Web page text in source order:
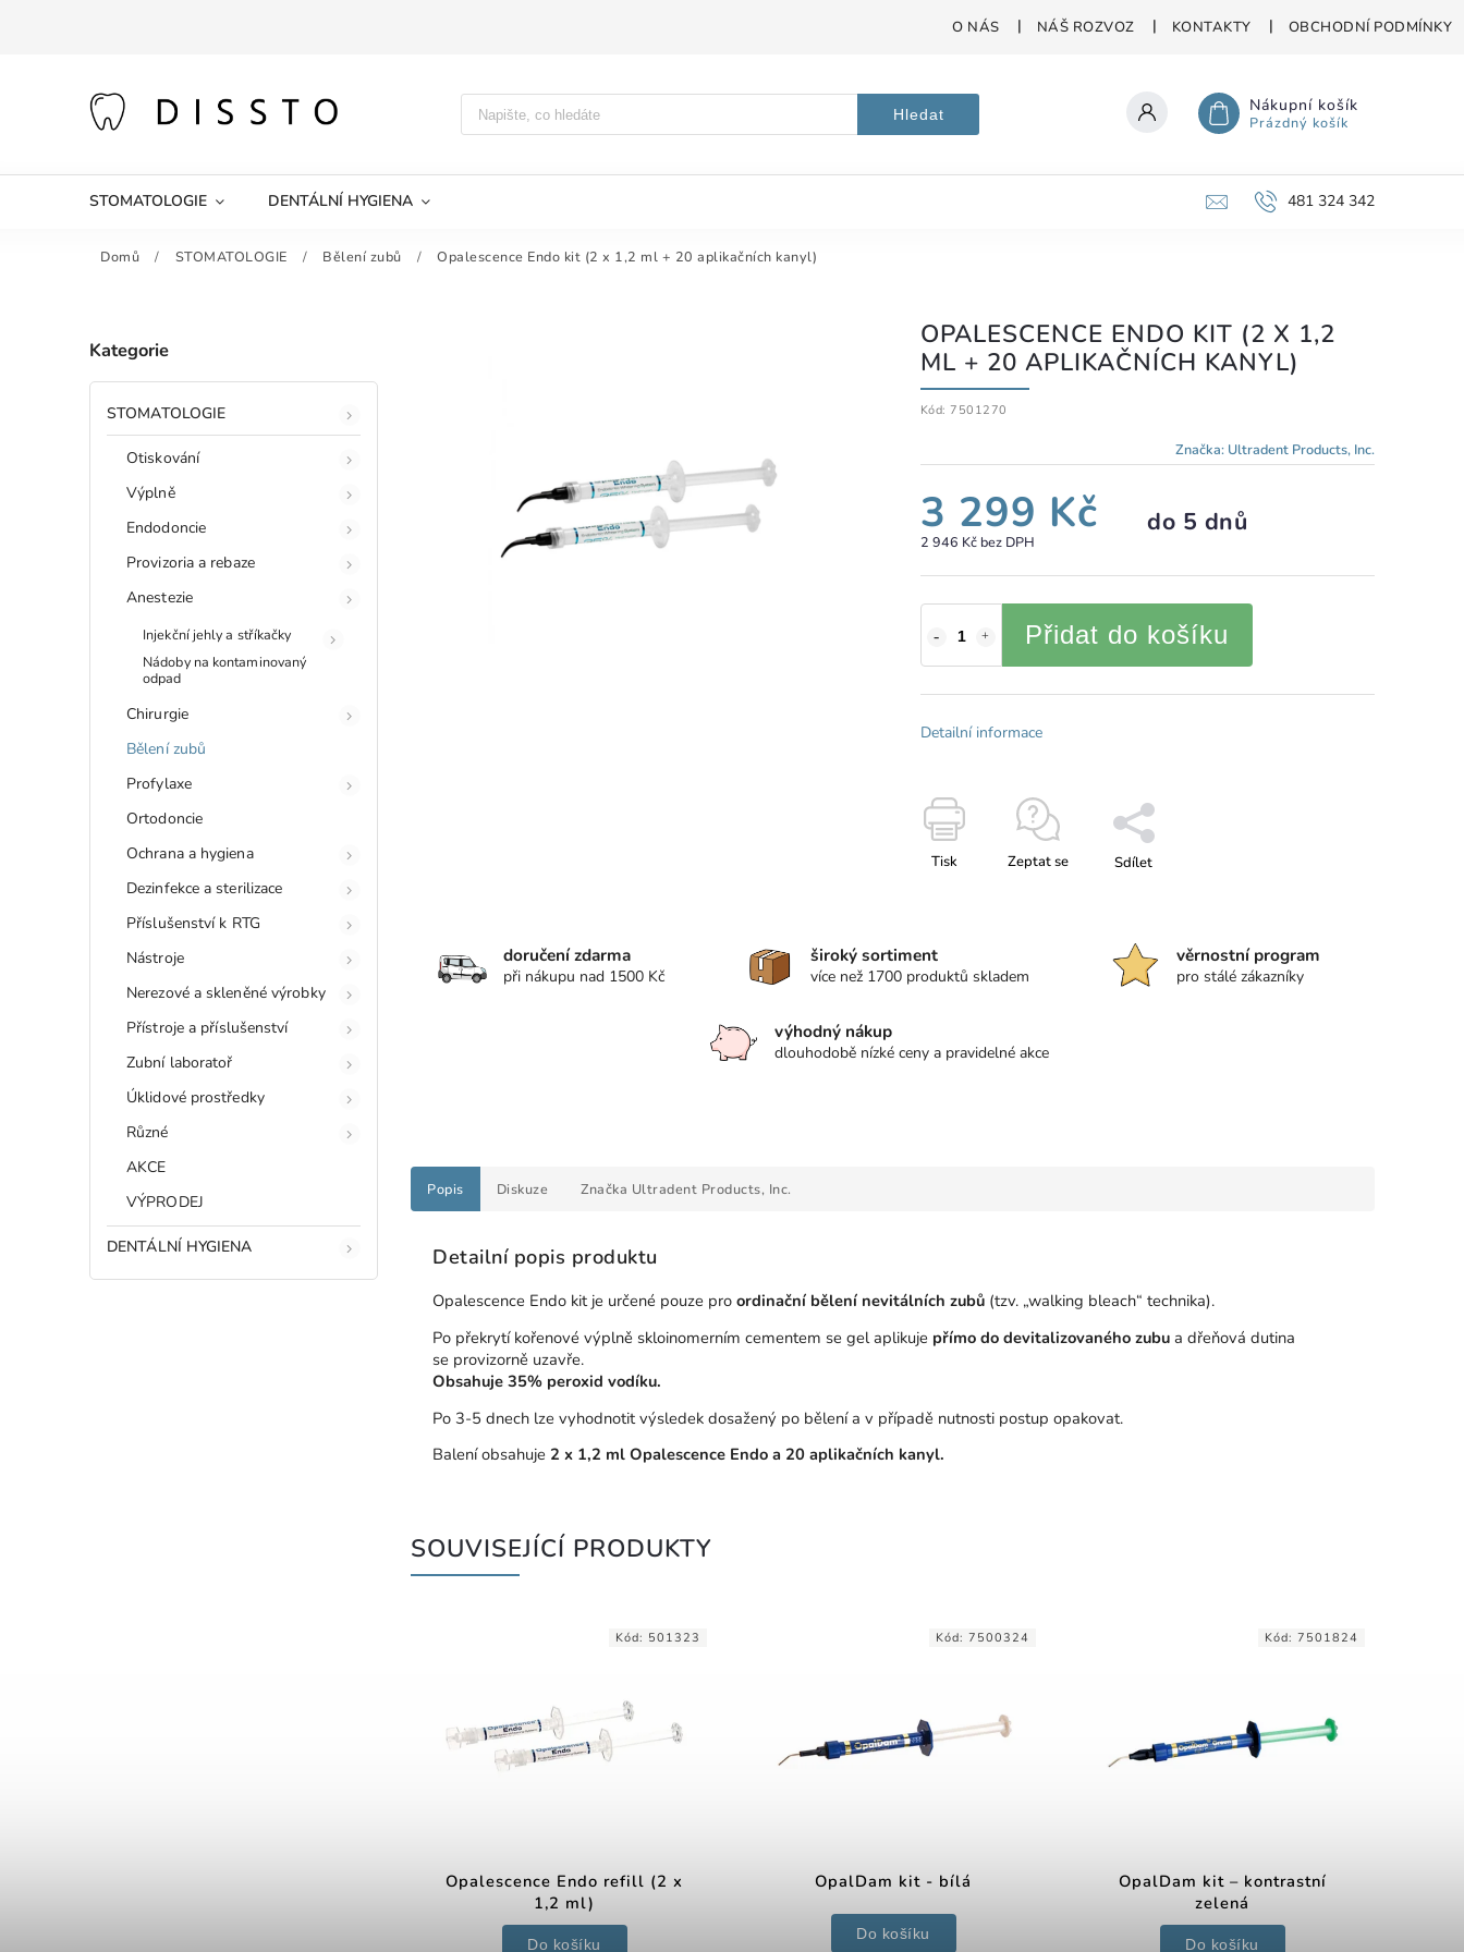
O NÁS NÁŠ ROZVOZ KONTAKTY OBCHODNÍ PODMÍNKY
Hledat Nákupní košík
Prázdný košík
STOMATOLOGIE DENTÁLNÍ HYGIENA 481 324 342
Domů / STOMATOLOGIE / Bělení zubů / Opalescence Endo kit (2 x 1,2 ml + 20 aplikačních kanyl)
Kategorie
STOMATOLOGIE
Otiskování
Výplně
Endodoncie
Provizoria a rebaze
Anestezie
Injekční jehly a stříkačky
Nádoby na kontaminovaný
odpad
Chirurgie
Bělení zubů
Profylaxe
Ortodoncie
Ochrana a hygiena
Dezinfekce a sterilizace
Příslušenství k RTG
Nástroje
Nerezové a skleněné výrobky
Přístroje a příslušenství
Zubní laboratoř
Úklidové prostředky
Různé
AKCE
VÝPRODEJ
DENTÁLNÍ HYGIENA
OPALESCENCE ENDO KIT (2 X 1,2
ML + 20 APLIKAČNÍCH KANYL)
Kód: 7501270
Značka: Ultradent Products, Inc.
3 299 Kč
2 946 Kč bez DPH
do 5 dnů
Přidat do košíku
Detailní informace
Tisk Zeptat se Sdílet
doručení zdarma
při nákupu nad 1500 Kč
široký sortiment
více než 1700 produktů skladem
věrnostní program
pro stálé zákazníky
výhodný nákup
dlouhodobě nízké ceny a pravidelné akce
Popis Diskuze Značka Ultradent Products, Inc.
Detailní popis produktu
Opalescence Endo kit je určené pouze pro ordinační bělení nevitálních zubů (tzv. „walking bleach“ technika).
Po překrytí kořenové výplně skloinomerním cementem se gel aplikuje přímo do devitalizovaného zubu a dřeňová dutina
se provizorně uzavře.
Obsahuje 35% peroxid vodíku.
Po 3-5 dnech lze vyhodnotit výsledek dosažený po bělení a v případě nutnosti postup opakovat.
Balení obsahuje 2 x 1,2 ml Opalescence Endo a 20 aplikačních kanyl.
SOUVISEJÍCÍ PRODUKTY
Opalescence Endo refill (2 x
1,2 ml)
Do košíku
Kód: 501323
OpalDam kit - bílá
Do košíku
Kód: 7500324
OpalDam kit – kontrastní
zelená
Do košíku
Kód: 7501824